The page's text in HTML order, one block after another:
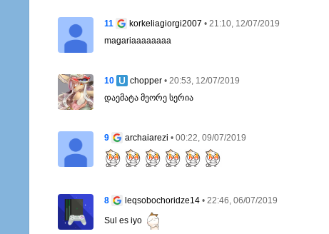
11 korkeliagiorgi2007 • 21:10, 12/07/2019
magariaaaaaaaa
10 chopper • 20:53, 12/07/2019
დაემატა მეორე სერია
9 archaiarezi • 00:22, 09/07/2019
8 leqsobochoridze14 • 22:46, 06/07/2019
Sul es iyo